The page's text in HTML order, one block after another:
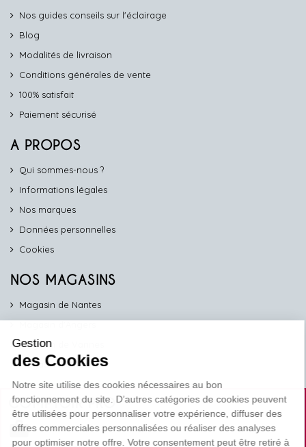
Nos guides conseils sur l'éclairage
Blog
Modalités de livraison
Conditions générales de vente
100% satisfait
Paiement sécurisé
A PROPOS
Qui sommes-nous ?
Informations légales
Nos marques
Données personnelles
Cookies
NOS MAGASINS
Magasin de Nantes
Magasin de Vannes
Magasin d'Orléans
COMPTOIR PRO
work
Gestion
des Cookies
Notre site utilise des cookies nécessaires au bon
fonctionnement du site. D’autres catégories de cookies peuvent
être utilisées pour personnaliser votre expérience, diffuser des
offres commerciales personnalisées ou réaliser des analyses
pour optimiser notre offre. Votre consentement peut être retiré à